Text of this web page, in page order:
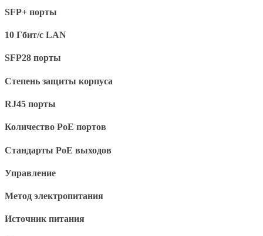
SFP+ порты
10 Гбит/с LAN
SFP28 порты
Степень защиты корпуса
RJ45 порты
Количество PoE портов
Стандарты PoE выходов
Управление
Метод электропитания
Источник питания